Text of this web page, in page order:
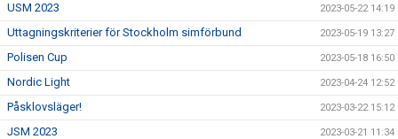
USM 2023 2023-05-22 14:19
Uttagningskriterier för Stockholm simförbund 2023-05-19 13:27
Polisen Cup 2023-05-18 16:50
Nordic Light 2023-04-24 12:52
Påsklovsläger! 2023-03-22 15:12
JSM 2023 2023-03-21 11:34